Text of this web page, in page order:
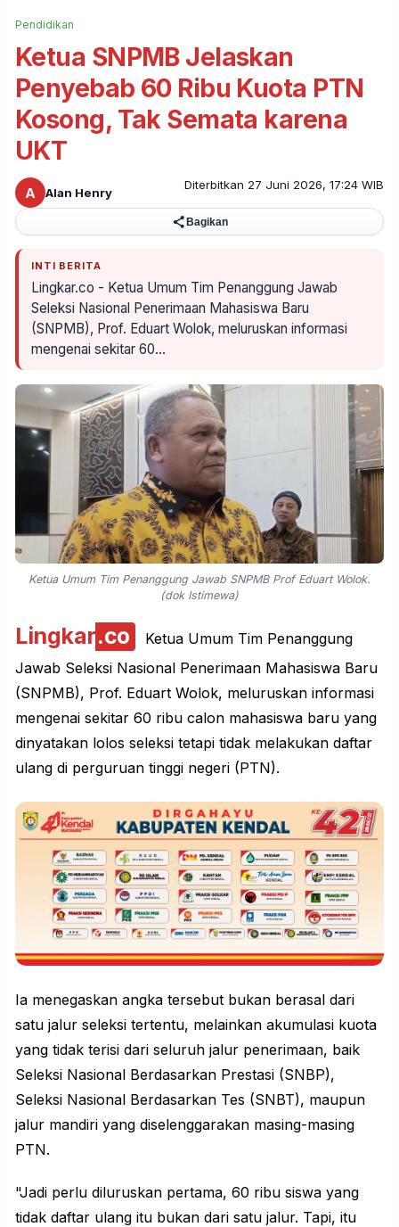
Pendidikan
Ketua SNPMB Jelaskan
Penyebab 60 Ribu Kuota PTN
Kosong, Tak Semata karena
UKT
A Alan Henry
Diterbitkan 27 Juni 2026, 17:24 WIB
Bagikan
INTI BERITA
Lingkar.co - Ketua Umum Tim Penanggung Jawab
Seleksi Nasional Penerimaan Mahasiswa Baru
(SNPMB), Prof. Eduart Wolok, meluruskan informasi
mengenai sekitar 60…
Ketua Umum Tim Penanggung Jawab SNPMB Prof Eduart Wolok.
(dok Istimewa)
Lingkar.co
Ketua Umum Tim Penanggung
Jawab Seleksi Nasional Penerimaan Mahasiswa Baru
(SNPMB), Prof. Eduart Wolok, meluruskan informasi
mengenai sekitar 60 ribu calon mahasiswa baru yang
dinyatakan lolos seleksi tetapi tidak melakukan daftar
ulang di perguruan tinggi negeri (PTN).
Ia menegaskan angka tersebut bukan berasal dari
satu jalur seleksi tertentu, melainkan akumulasi kuota
yang tidak terisi dari seluruh jalur penerimaan, baik
Seleksi Nasional Berdasarkan Prestasi (SNBP),
Seleksi Nasional Berdasarkan Tes (SNBT), maupun
jalur mandiri yang diselenggarakan masing-masing
PTN.
"Jadi perlu diluruskan pertama, 60 ribu siswa yang
tidak daftar ulang itu bukan dari satu jalur. Tapi, itu